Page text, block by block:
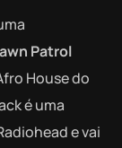
Patrol
House do
é uma
e vai